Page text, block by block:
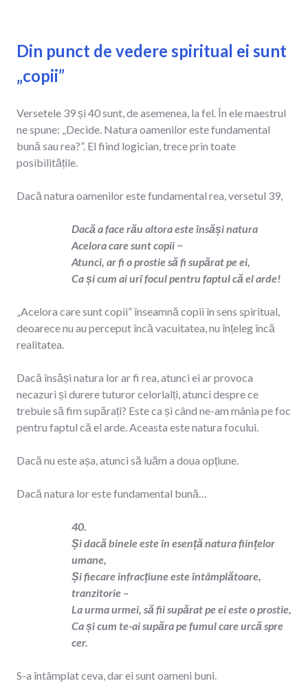
Din punct de vedere spiritual ei sunt
„copii”
Versetele 39 și 40 sunt, de asemenea, la fel. În ele maestrul
ne spune: „Decide. Natura oamenilor este fundamental
bună sau rea?”. El fiind logician, trece prin toate
posibilitățile.
Dacă natura oamenilor este fundamental rea, versetul 39,
Dacă a face rău altora este însăși natura
Acelora care sunt copii −
Atunci, ar fi o prostie să fi supărat pe ei,
Ca și cum ai urî focul pentru faptul că el arde!
„Acelora care sunt copii” înseamnă copii în sens spiritual,
deoarece nu au perceput încă vacuitatea, nu înțeleg încă
realitatea.
Dacă însăși natura lor ar fi rea, atunci ei ar provoca
necazuri și durere tuturor celorlalți, atunci despre ce
trebuie să fim supărați? Este ca și când ne-am mânia pe foc
pentru faptul că el arde. Aceasta este natura focului.
Dacă nu este așa, atunci să luăm a doua opțiune.
Dacă natura lor este fundamental bună…
40.
Și dacă binele este în esență natura ființelor
umane,
Și fiecare infracțiune este întâmplătoare,
tranzitorie –
La urma urmei, să fii supărat pe ei este o prostie,
Ca și cum te-ai supăra pe fumul care urcă spre
cer.
S-a întâmplat ceva, dar ei sunt oameni buni.